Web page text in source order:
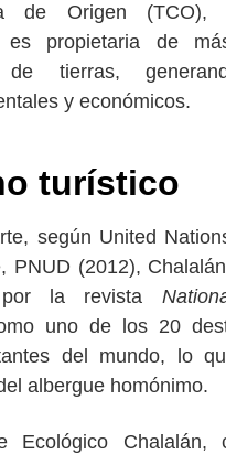
de Origen
es propietaria de
de tierras,
y económicos.
turístico
según United
PNUD (2012),
la revista
uno de los 20
del mundo, lo
albergue homónimo.
Ecológico Chalalán,